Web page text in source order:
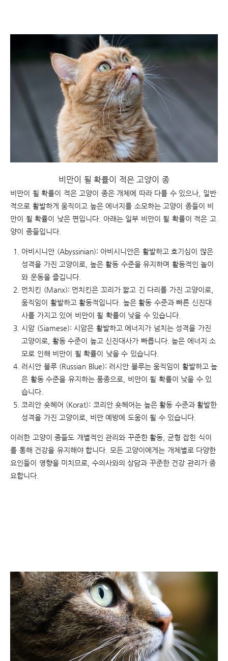
비만이 될 확률이 적은 고양이 종
비만이 될 확률이 적은 고양이 종은 개체에 따라 다를 수 있으나, 일반
적으로 활발하게 움직이고 높은 에너지를 소모하는 고양이 종들이 비
만이 될 확률이 낮은 편입니다. 아래는 일부 비만이 될 확률이 적은 고
양이 종들입니다.
아비시니안 (Abyssinian): 아비시니안은 활발하고 호기심이 많은
성격을 가진 고양이로, 높은 활동 수준을 유지하며 활동적인 놀이
와 운동을 즐깁니다.
먼치킨 (Manx): 먼치킨은 꼬리가 짧고 긴 다리를 가진 고양이로,
움직임이 활발하고 활동적입니다. 높은 활동 수준과 빠른 신진대
사를 가지고 있어 비만이 될 확률이 낮을 수 있습니다.
시암 (Siamese): 시암은 활발하고 에너지가 넘치는 성격을 가진
고양이로, 활동 수준이 높고 신진대사가 빠릅니다. 높은 에너지 소
모로 인해 비만이 될 확률이 낮을 수 있습니다.
러시안 블루 (Russian Blue): 러시안 블루는 움직임이 활발하고 높
은 활동 수준을 유지하는 품종으로, 비만이 될 확률이 낮을 수 있
습니다.
코리안 숏헤어 (Korat): 코리안 숏헤어는 높은 활동 수준과 활발한
성격을 가진 고양이로, 비만 예방에 도움이 될 수 있습니다.
이러한 고양이 종들도 개별적인 관리와 꾸준한 활동, 균형 잡힌 식이
를 통해 건강을 유지해야 합니다. 모든 고양이에게는 개체별로 다양한
요인들이 영향을 미치므로, 수의사와의 상담과 꾸준한 건강 관리가 중
요합니다.